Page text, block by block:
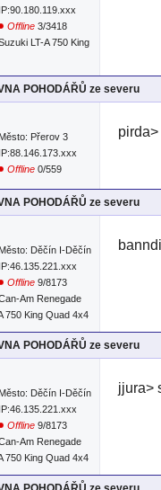
IP:90.180.119.xxx
Offline 3/3418
LT-A 750 King
POHODÁŘŮ ze severu
Město: Přerov 3
IP:88.146.173.xxx
Offline 0/559
POHODÁŘŮ ze severu
Město: Děčín I-Děčín
IP:46.135.221.xxx
Offline 9/8173
Am Renegade
750 King Quad 4x4
POHODÁŘŮ ze severu
Město: Děčín I-Děčín
IP:46.135.221.xxx
Offline 9/8173
Am Renegade
750 King Quad 4x4
jjura>